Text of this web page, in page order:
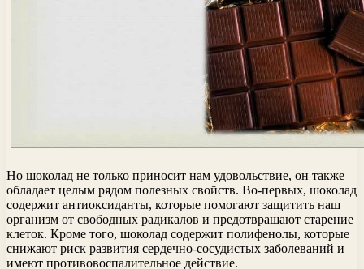
Но шоколад не только приносит нам удовольствие, он также
обладает целым рядом полезных свойств. Во-первых, шоколад
содержит антиоксиданты, которые помогают защитить наш
организм от свободных радикалов и предотвращают старение
клеток. Кроме того, шоколад содержит полифенолы, которые
снижают риск развития сердечно-сосудистых заболеваний и
имеют противовоспалительное действие.